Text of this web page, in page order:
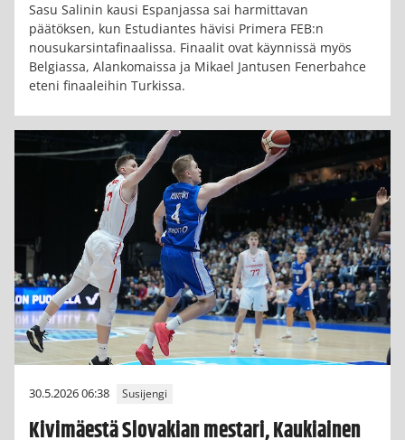
Sasu Salinin kausi Espanjassa sai harmittavan
päätöksen, kun Estudiantes hävisi Primera FEB:n
nousukarsintafinaalissa. Finaalit ovat käynnissä myös
Belgiassa, Alankomaissa ja Mikael Jantusen Fenerbahce
eteni finaaleihin Turkissa.
30.5.2026 06:38 Susijengi
Kivimäestä Slovakian mestari, Kaukiainen